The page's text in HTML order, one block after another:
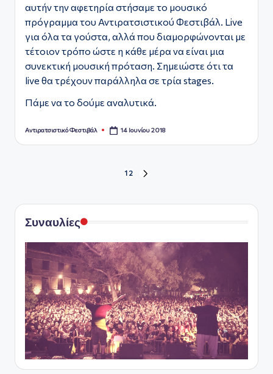
αυτήν την αφετηρία στήσαμε το μουσικό
πρόγραμμα του Αντιρατσιστικού Φεστιβάλ. Live
για όλα τα γούστα, αλλά που διαμορφώνονται με
τέτοιον τρόπο ώστε η κάθε μέρα να είναι μια
συνεκτική μουσική πρόταση. Σημειώστε ότι τα
live θα τρέχουν παράλληλα σε τρία stages.
Πάμε να το δούμε αναλυτικά.
Συγγραφέας:
Αντιρατσιστικό Φεστιβάλ 14 Ιουνίου 2018
Σελιδοποίηση
άρθρων
1 2
Συναυλίες